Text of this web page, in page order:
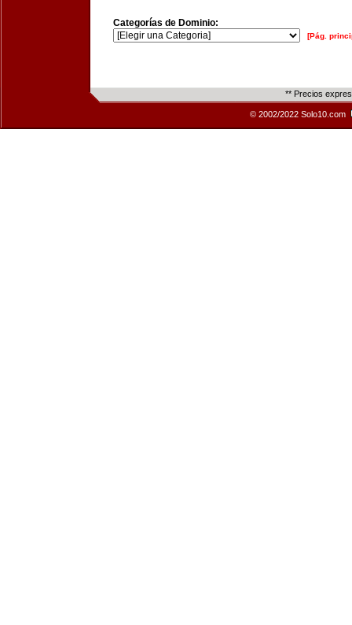
Categorías de Dominio:
[Pág.
** Precios
© 2002/2022 Solo10.com